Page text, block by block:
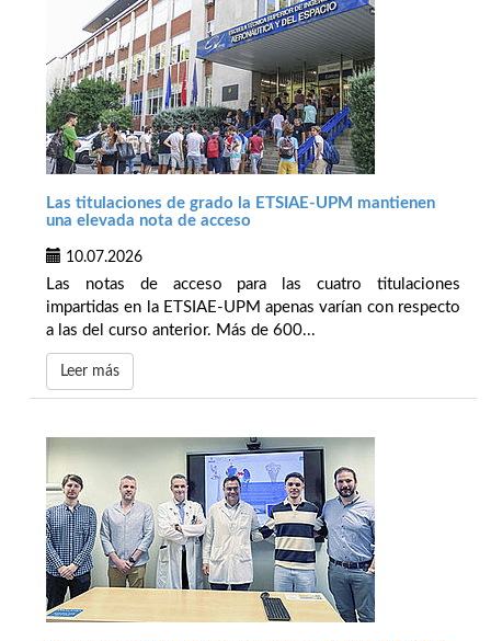
Las titulaciones de grado la ETSIAE-UPM mantienen
una elevada nota de acceso
10.07.2026
Las notas de acceso para las cuatro titulaciones
impartidas en la ETSIAE-UPM apenas varían con respecto
a las del curso anterior. Más de 600...
Leer más